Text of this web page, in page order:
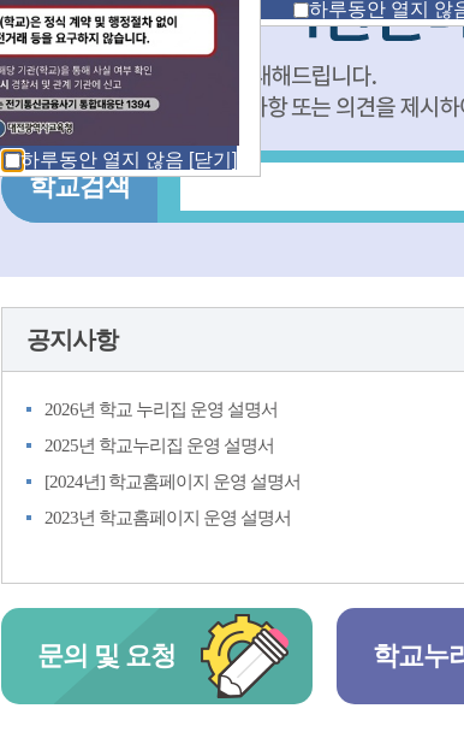
학교검색
학교명
공지사항
2026년 학교 누리집 운영 설명서
2025년 학교누리집 운영 설명서
[2024년] 학교홈페이지 운영 설명서
2023년 학교홈페이지 운영 설명서
문의 및 요청 학교누
하루동안 열지 않
하루동안 열지 않음 [닫기]